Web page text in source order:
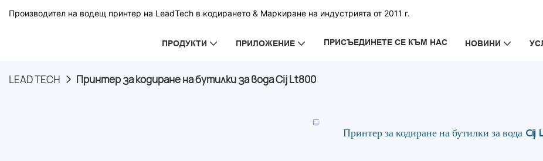
Производител на водещ принтер на LeadTech в кодирането & Маркиране на индустрията от 2011 г.
ПРОДУКТИ ПРИЛОЖЕНИЕ ПРИСЪЕДИНЕТЕ СЕ КЪМ НАС НОВИНИ
LEAD TECH Принтер за кодиране на бутилки за вода Cij Lt800
Принтер за кодиране на бутилки за вода